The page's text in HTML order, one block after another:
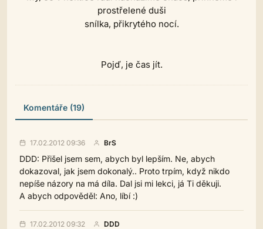
prostřelené duši
snílka, přikrytého nocí.
Pojď, je čas jít.
Komentáře (19)
17.02.2012 09:36 BrS
DDD: Přišel jsem sem, abych byl lepším. Ne, abych
dokazoval, jak jsem dokonalý.. Proto trpím, když nikdo
nepíše názory na má díla. Dal jsi mi lekci, já Ti děkuji.
A abych odpověděl: Ano, líbí :)
17.02.2012 09:32 DDD